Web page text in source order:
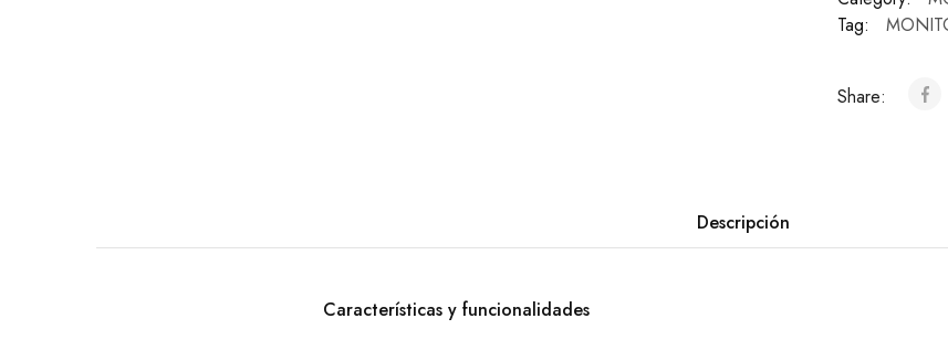
Tag:
Share:
Descripción
Características y funcionalidades